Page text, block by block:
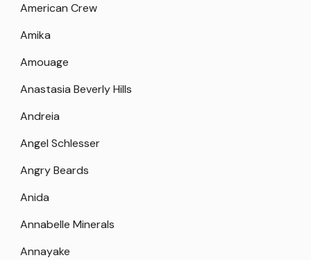
American Crew
Amika
Amouage
Anastasia Beverly Hills
Andreia
Angel Schlesser
Angry Beards
Anida
Annabelle Minerals
Annayake